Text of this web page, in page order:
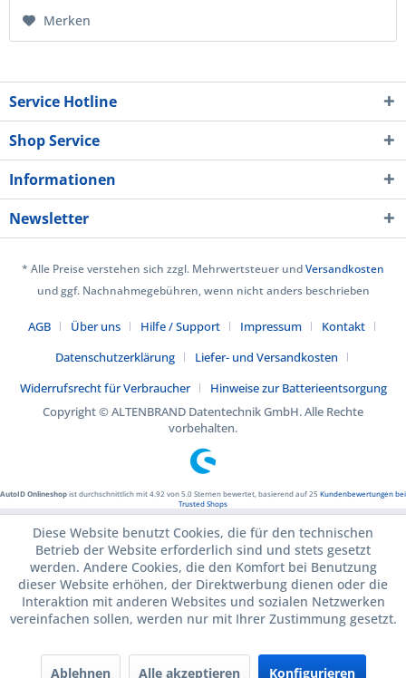
Merken
Service Hotline
Shop Service
Informationen
Newsletter
* Alle Preise verstehen sich zzgl. Mehrwertsteuer undVersandkosten
und ggf. Nachnahmegebühren, wenn nicht anders beschrieben
AGB Über uns Hilfe / Support Impressum
Kontakt
Datenschutzerklärung
Liefer- und Versandkosten
Widerrufsrecht für Verbraucher
Hinweise zur Batterieentsorgung
Copyright © ALTENBRAND Datentechnik GmbH. Alle Rechte
vorbehalten.
AutoID Onlineshopist durchschnittlich mit4.92 von5.0Sternen bewertet, basierend auf25 Kundenbewertungen bei
Trusted Shops
Diese Website benutzt Cookies, die für den technischen
Betrieb der Website erforderlich sind und stets gesetzt
werden. Andere Cookies, die den Komfort bei Benutzung
dieser Website erhöhen, der Direktwerbung dienen oder die
Interaktion mit anderen Websites und sozialen Netzwerken
vereinfachen sollen, werden nur mit Ihrer Zustimmung gesetzt.
Ablehnen Alle akzeptieren Konfigurieren